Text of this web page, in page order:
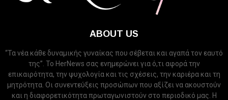
ABOUT US
“Τα νέα κάθε δυναμικής γυναίκας που σέβεται και αγαπά τον εαυτό
της”. Το HerNews σας ενημερώνει για ό,τι αφορά την
επικαιρότητα, την ψυχολογία και τις σχέσεις, την καριέρα και τη
μητρότητα. Οι συνεντεύξεις προσώπων που αξίζει να ακουστούν
και η διαφορετικότητα πρωταγωνιστούν στο περιοδικό μας. Η